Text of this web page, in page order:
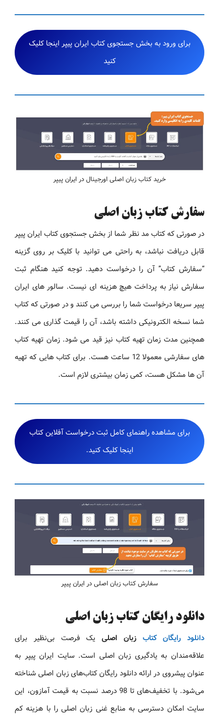
برای ورود به بخش جستجوی کتاب ایران پیپر اینجا کلیک
کنید
خرید کتاب زبان اصلی اورجینال در ایران پیپر
سفارش کتاب زبان اصلی
در صورتی که کتاب مد نظر شما از بخش جستجوی کتاب ایران پیپر
قابل دریافت نباشد، به راحتی می توانید با کلیک بر روی گزینه
“سفارش کتاب” آن را درخواست دهید. توجه کنید هنگام ثبت
سفارش نیاز به پرداخت هیچ هزینه ای نیست. سالور های ایران
پیپر سریعا درخواست شما را بررسی می کنند و در صورتی که کتاب
شما نسخه الکترونیکی داشته باشد، آن را قیمت گذاری می کنند.
همچنین مدت زمان تهیه کتاب نیز قید می شود. زمان تهیه کتاب
های سفارشی معمولا 12 ساعت هست. برای کتاب هایی که تهیه
آن ها مشکل هست، کمی زمان بیشتری لازم است.
برای مشاهده راهنمای کامل ثبت درخواست آفلاین کتاب
اینجا کلیک کنید.
سفارش کتاب زبان اصلی در ایران پیپر
دانلود رایگان کتاب زبان اصلی
دانلود رایگان کتاب زبان اصلی یک فرصت بی‌نظیر برای
علاقه‌مندان به یادگیری زبان اصلی است. سایت ایران پیپر به
عنوان پیشروی در ارائه دانلود رایگان کتاب‌های زبان اصلی شناخته
می‌شود. با تخفیف‌های تا 98 درصد نسبت به قیمت آمازون، این
سایت امکان دسترسی به منابع غنی زبان اصلی را با هزینه کم